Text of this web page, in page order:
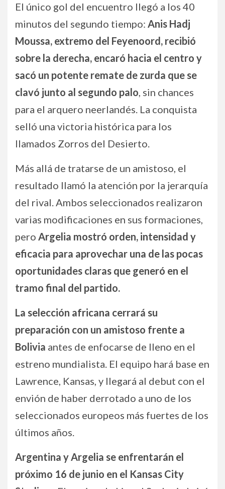
El único gol del encuentro llegó a los 40
minutos del segundo tiempo: Anis Hadj
Moussa, extremo del Feyenoord, recibió
sobre la derecha, encaró hacia el centro y
sacó un potente remate de zurda que se
clavó junto al segundo palo, sin chances
para el arquero neerlandés. La conquista
selló una victoria histórica para los
llamados Zorros del Desierto.
Más allá de tratarse de un amistoso, el
resultado llamó la atención por la jerarquía
del rival. Ambos seleccionados realizaron
varias modificaciones en sus formaciones,
pero Argelia mostró orden, intensidad y
eficacia para aprovechar una de las pocas
oportunidades claras que generó en el
tramo final del partido.
La selección africana cerrará su
preparación con un amistoso frente a
Bolivia antes de enfocarse de lleno en el
estreno mundialista. El equipo hará base en
Lawrence, Kansas, y llegará al debut con el
envión de haber derrotado a uno de los
seleccionados europeos más fuertes de los
últimos años.
Argentina y Argelia se enfrentarán el
próximo 16 de junio en el Kansas City